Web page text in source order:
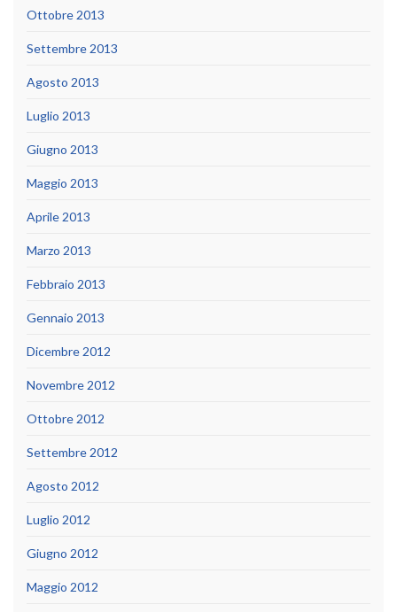
Ottobre 2013
Settembre 2013
Agosto 2013
Luglio 2013
Giugno 2013
Maggio 2013
Aprile 2013
Marzo 2013
Febbraio 2013
Gennaio 2013
Dicembre 2012
Novembre 2012
Ottobre 2012
Settembre 2012
Agosto 2012
Luglio 2012
Giugno 2012
Maggio 2012